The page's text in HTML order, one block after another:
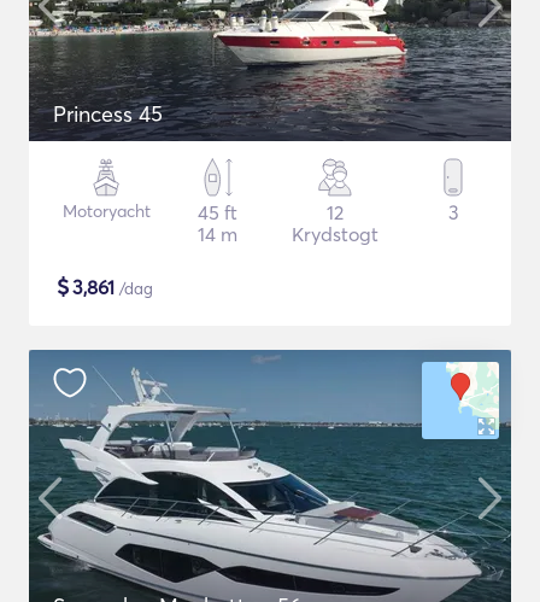
Princess 45
Motoryacht
45 ft
14 m
12
Krydstogt
3
$3,861 /dag